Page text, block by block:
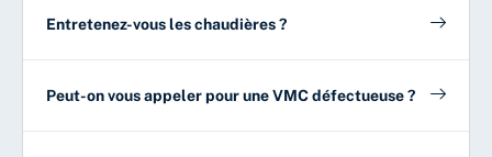
Entretenez-vous les chaudières ?
Peut-on vous appeler pour une VMC défectueuse ?